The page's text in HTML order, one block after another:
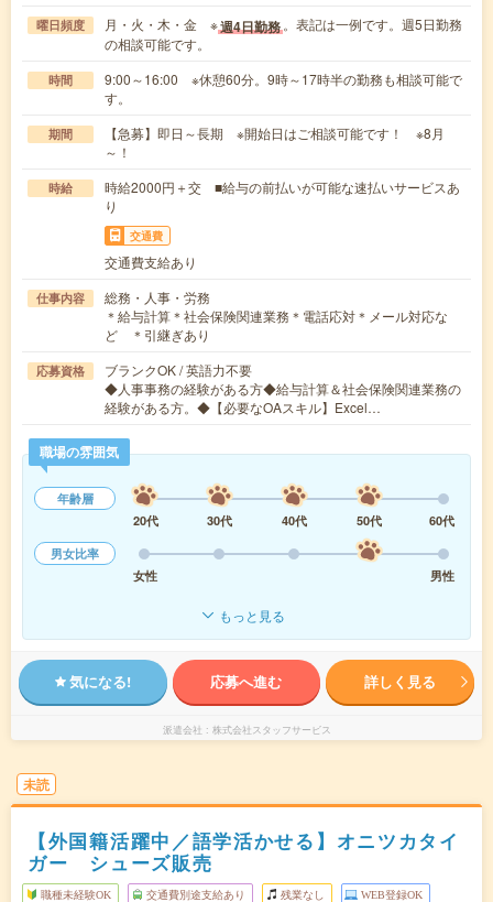
曜日頻度 月・火・木・金 ※週4日勤務 。表記は一例です。週5日勤務
の相談可能です。
時間
9:00～16:00 ※休憩60分。9時～17時半の勤務も相談可能で
す。
期間
【急募】即日～長期 ※開始日はご相談可能です！ ※8月
～！
時給
時給2000円＋交 ■給与の前払いが可能な速払いサービスあ
り
交通費
交通費支給あり
仕事内容
総務・人事・労務
＊給与計算＊社会保険関連業務＊電話応対＊メール対応な
ど ＊引継ぎあり
応募資格
ブランクOK / 英語力不要
◆人事事務の経験がある方◆給与計算＆社会保険関連業務の
経験がある方。◆【必要なOAスキル】Excel…
職場の雰囲気
年齢層
20代
30代 40代 50代
60代
男女比率
女性
男性
もっと見る
気になる! 応募へ進む 詳しく見る
派遣会社 株式会社スタッフサービス
未読
【外国籍活躍中／語学活かせる】オニツカタイ
ガー シューズ販売
職種未経験OK 交通費別途支給あり 残業なし WEB登録OK